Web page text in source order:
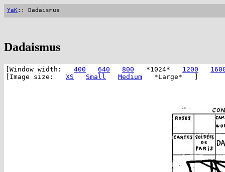
YaK:: Dadaismus
Dadaismus
[Window width: 400 640 800 *1024* 1200
[Image size: XS Small Medium *Large* ]